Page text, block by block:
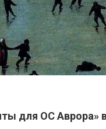
для ОС Аврора»